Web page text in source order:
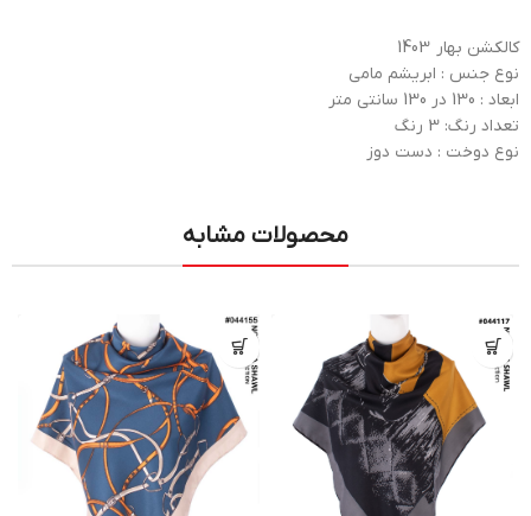
کالکشن بهار 1403
نوع جنس : ابریشم مامی
ابعاد : 130 در 130 سانتی متر
تعداد رنگ: 3 رنگ
نوع دوخت : دست دوز
محصولات مشابه